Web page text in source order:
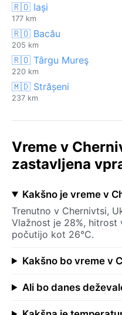
🇷🇴 Iași
177 km
🇷🇴 Bacău
205 km
🇷🇴 Târgu Mureş
220 km
🇲🇩 Strășeni
237 km
Vreme v
zastavljena
Kakšno je vreme v
Trenutno v Chernivtsi,
Vlažnost je 28%,
počutijo kot 26°C.
Kakšno bo vreme v
Ali bo danes